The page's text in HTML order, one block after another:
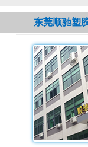
东莞顺驰塑